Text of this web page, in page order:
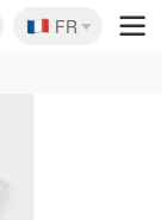
🇫🇷
FR